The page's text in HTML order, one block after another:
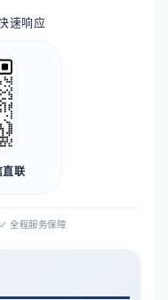
速响应
直联
✓ 全程服务保障